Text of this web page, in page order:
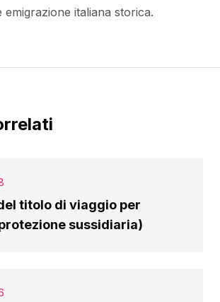
italiana storica.
titolo di viaggio per
sussidiaria)